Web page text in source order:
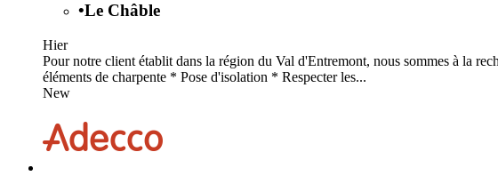
•Le Châble
Hier
Pour notre client établit dans la région du Val d'Entremont, nous sommes à la
éléments de charpente * Pose d'isolation * Respecter les...
New